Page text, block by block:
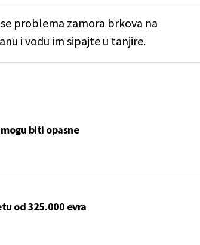
problema zamora brkova na
i vodu im sipajte u tanjire.
biti opasne
od 325.000 evra